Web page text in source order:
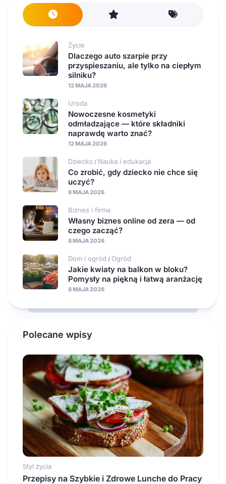
Życie
Dlaczego auto szarpie przy
przyspieszaniu, ale tylko na ciepłym
silniku?
12 MAJA 2026
Uroda
Nowoczesne kosmetyki
odmładzające — które składniki
naprawdę warto znać?
12 MAJA 2026
Dziecko / Nauka i edukacja
Co zrobić, gdy dziecko nie chce się
uczyć?
8 MAJA 2026
Biznes i firma
Własny biznes online od zera — od
czego zacząć?
8 MAJA 2026
Dom i ogród / Ogród
Jakie kwiaty na balkon w bloku?
Pomysły na piękną i łatwą aranżację
8 MAJA 2026
Polecane wpisy
Styl życia
Przepisy na Szybkie i Zdrowe Lunche do Pracy